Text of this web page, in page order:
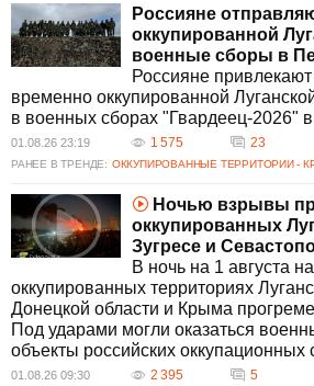
Россияне
оккупированной
военные сборы в
Россияне
временно оккупированной
в военных сборах "Гвардеец-2026"
01.08.26 23:19 1 575 23
РАНЕЕ В ТРЕНДЕ: ОККУПИРОВАННЫЕ ТЕРРИТОРИИ -
Ночью взрывы
оккупированных
Зугресе и
В ночь на 1 августа
оккупированных территориях
Донецкой области и Крыма
Под ударами могли оказаться
объекты российских оккупационных
01.08.26 09:30 2 395 5